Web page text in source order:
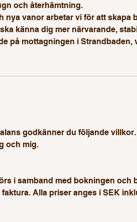
och återhämtning.
vanor arbetar vi för att skapa
känna dig mer närvarande,
på mottagningen i Strandbaden,
godkänner du följande
och mig.
i samband med bokningen och
Alla priser anges i SEK